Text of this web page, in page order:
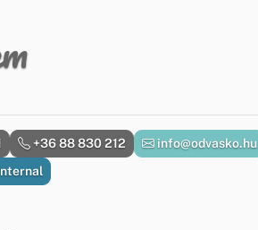
+36 88 830 212
info@odvasko.hu